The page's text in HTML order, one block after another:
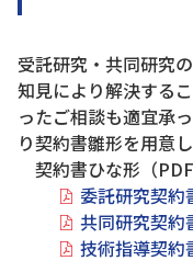
受託研究・共同研究
知見により解決する
ったご相談も適宜承
り契約書雛形を用意し
契約書ひな形（PDF
委託研究契
共同研究契
技術指導契